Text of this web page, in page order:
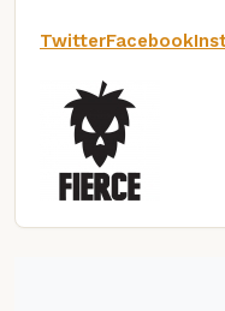
TwitterFacebook